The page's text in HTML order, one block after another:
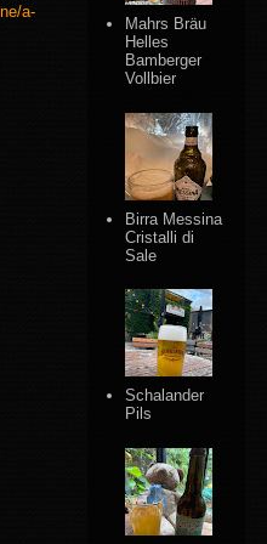
a-
Mahrs Bräu
Helles
Bamberger
Vollbier
Birra Messina
Cristalli di
Sale
Schalander
Pils